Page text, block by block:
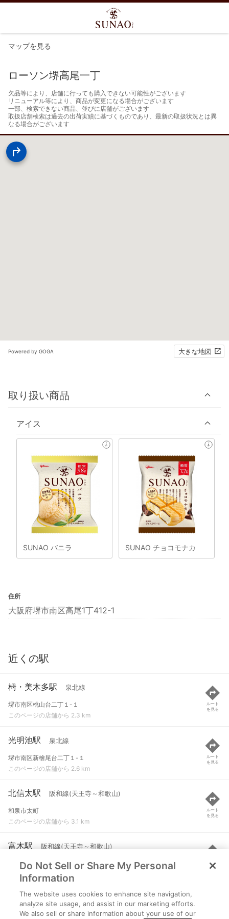
マップを見る
ローソン堺高尾一丁
欠品等により、店舗に行っても購入できない可能性がございます
リニューアル等により、商品が変更になる場合がございます
一部、検索できない商品、並びに店舗がございます
取扱店舗検索は過去の出荷実績に基づくものであり、最新の取扱状況とは異
なる場合がございます
Powered by GOGA 大きな地図
取り扱い商品
アイス
SUNAO バニラ SUNAO チョコモナカ
住所
大阪府堺市南区高尾1丁412-1
近くの駅
栂・美木多駅 泉北線
堺市南区桃山台二丁１-１
このページの店舗から 2.3 km
ルート
を見る
光明池駅 泉北線
堺市南区新檜尾台二丁１-１
このページの店舗から 2.6 km
ルート
を見る
北信太駅 阪和線(天王寺～和歌山)
和泉市太町
このページの店舗から 3.1 km
ルート
を見る
富木駅 阪和線(天王寺～和歌山)
高石市取石１
このページの店舗から 3.3 km
ルート
を見る
信太山駅 阪和線(天王寺～和歌山)
和泉市池上町１
Do Not Sell or Share My Personal
Information
The website uses cookies to enhance site navigation,
analyze site usage, and assist in our marketing efforts.
We also sell or share information about your use of our